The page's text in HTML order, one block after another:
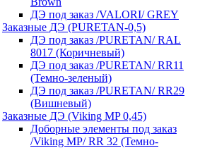
ДЭ под заказ /VALORI/ GREY
Заказные ДЭ (PURETAN-0,5)
ДЭ под заказ /PURETAN/ RAL
8017 (Коричневый)
ДЭ под заказ /PURETAN/ RR11
(Темно-зеленый)
ДЭ под заказ /PURETAN/ RR29
(Вишневый)
Заказные ДЭ (Viking MP 0,45)
Доборные элементы под заказ
/Viking MP/ RR 32 (Темно-